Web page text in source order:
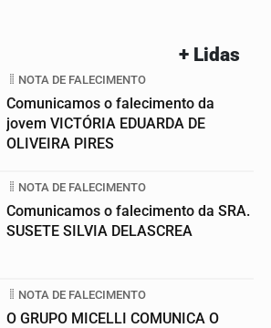
+ Lidas
NOTA DE FALECIMENTO
Comunicamos o falecimento da
jovem VICTÓRIA EDUARDA DE
OLIVEIRA PIRES
NOTA DE FALECIMENTO
Comunicamos o falecimento da SRA.
SUSETE SILVIA DELASCREA
NOTA DE FALECIMENTO
O GRUPO MICELLI COMUNICA O